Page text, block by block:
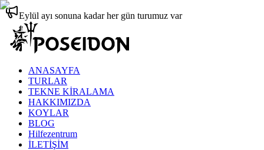
Eylül ayı sonuna kadar her gün turumuz var
ANASAYFA
TURLAR
TEKNE KİRALAMA
HAKKIMIZDA
KOYLAR
BLOG
Hilfezentrum
İLETİŞİM